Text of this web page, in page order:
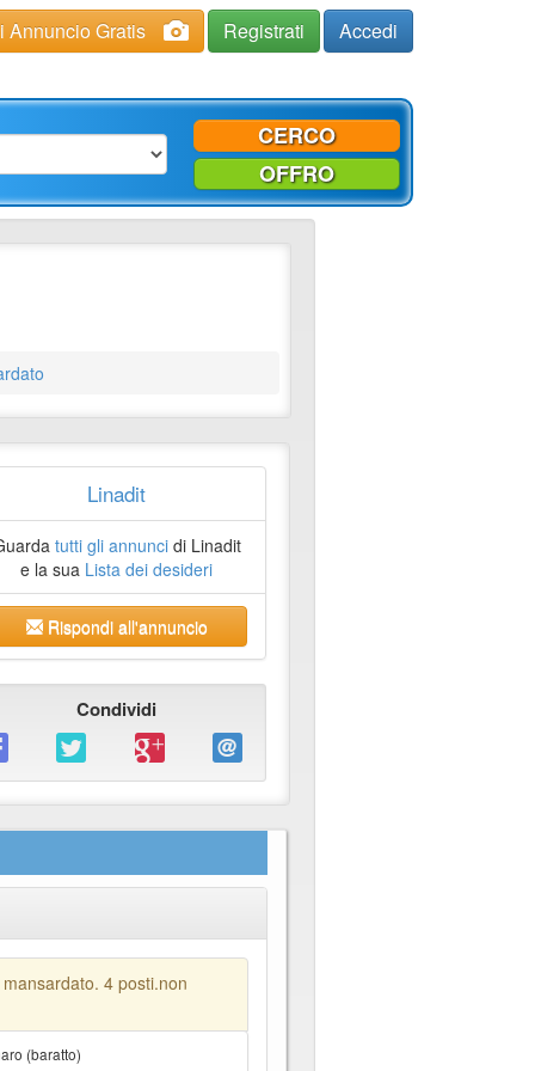
Annuncio Gratis Registrati Accedi
CERCO
OFFRO
Linadit
tutti gli annuncidi Linadit
e la sua Lista dei desideri
Rispondi all'annuncio
Condividi
4 posti.non
(baratto)